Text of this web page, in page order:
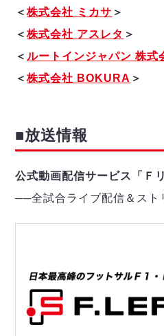
＜株式会社 ミカサ ＞
＜株式会社 アスレタ ＞
＜ ルートインジャパン 株式
＜株式会社 BOKURA ＞
■放送情報
公式動画配信サービス「Ｆ
──全試合ライブ配信＆スト